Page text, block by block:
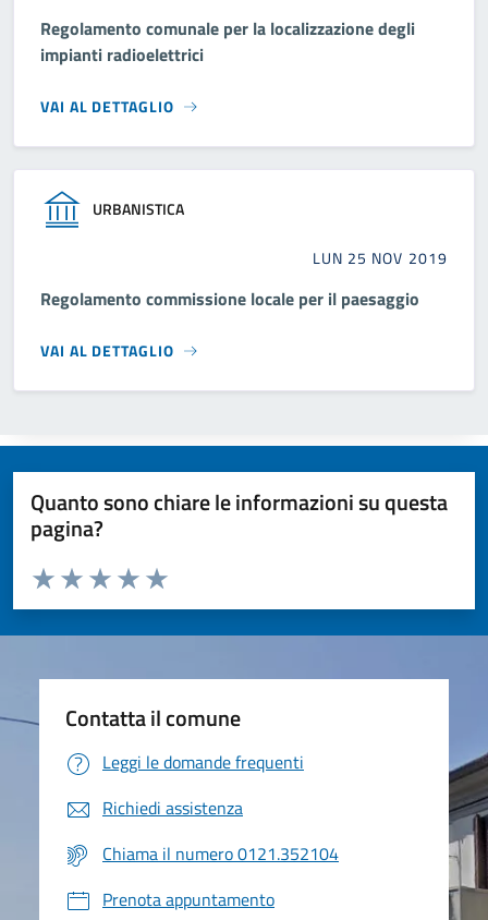
Regolamento comunale per la localizzazione degli
impianti radioelettrici
VAI AL DETTAGLIO
URBANISTICA
LUN 25 NOV 2019
Regolamento commissione locale per il paesaggio
VAI AL DETTAGLIO
Quanto sono chiare le informazioni su questa
pagina?
Valuta da 1 a 5 stelle la pagina
Valuta 5 stelle su 5
Valuta 4 stelle su 5
Valuta 3 stelle su 5
Valuta 2 stelle su 5
Valuta 1 stelle su 5
Contatta il comune
Leggi le domande frequenti
Richiedi assistenza
Chiama il numero 0121.352104
Prenota appuntamento